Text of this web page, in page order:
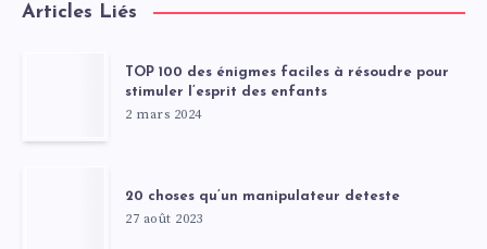
Articles Liés
TOP 100 des énigmes faciles à résoudre pour
stimuler l’esprit des enfants
2 mars 2024
20 choses qu’un manipulateur deteste
27 août 2023